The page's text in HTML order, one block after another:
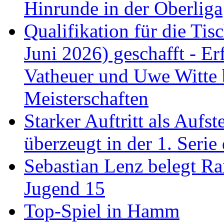
Hinrunde in der Oberliga
Qualifikation für die
Juni 2026) geschafft -
Vatheuer und Uwe Witte
Meisterschaften
Starker Auftritt als
überzeugt in der 1.
Sebastian Lenz belegt
Jugend 15
Top-Spiel in Hamm